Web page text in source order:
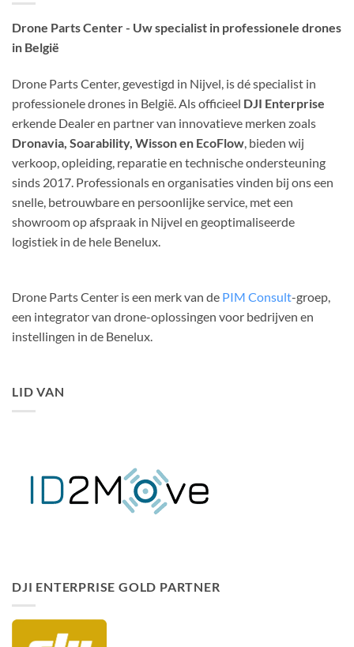
Drone Parts Center - Uw specialist in professionele drones
in België
Drone Parts Center, gevestigd in Nijvel, is dé specialist in
professionele drones in België. Als officieel DJI Enterprise
erkende Dealer en partner van innovatieve merken zoals
Dronavia, Soarability, Wisson en EcoFlow , bieden wij
verkoop, opleiding, reparatie en technische ondersteuning
sinds 2017. Professionals en organisaties vinden bij ons een
snelle, betrouwbare en persoonlijke service, met een
showroom op afspraak in Nijvel en geoptimaliseerde
logistiek in de hele Benelux.
Drone Parts Center is een merk van de PIM Consult-groep,
een integrator van drone-oplossingen voor bedrijven en
instellingen in de Benelux.
LID VAN
DJI ENTERPRISE GOLD PARTNER